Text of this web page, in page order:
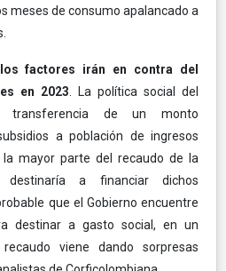
meses de consumo apalancado a
factores irán en contra del
en 2023 . La política social del
transferencia de un monto
a población de ingresos
mayor parte del recaudo de la
a financiar dichos
que el Gobierno encuentre
destinar a gasto social, en un
viene dando sorpresas